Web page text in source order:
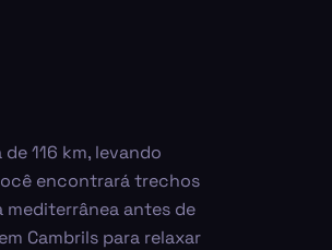
116 km, levando
encontrará trechos
antes de
Cambrils para relaxar